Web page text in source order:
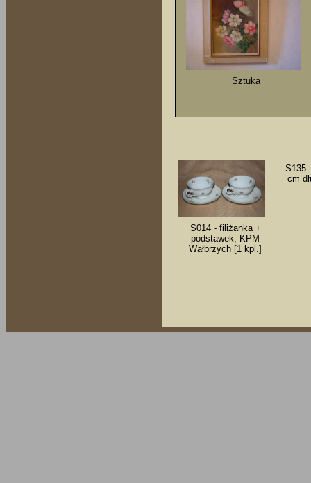
Sztuka
S014 - filiżanka +
podstawek, KPM
Wałbrzych [1 kpl.]
S135
cm